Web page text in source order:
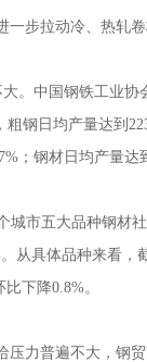
拉动冷、热轧卷
中国钢铁工业协
粗钢日均产量达到
；钢材日均产量
五大品种钢材社
从具体品种来看
下降0.8%。
普遍不大，钢贸